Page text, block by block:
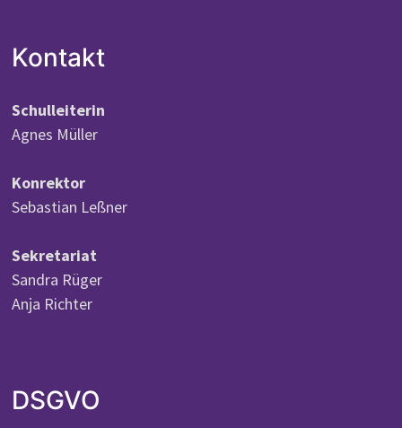
Kontakt
Schulleiterin
Agnes Müller
Konrektor
Sebastian Leßner
Sekretariat
Sandra Rüger
Anja Richter
DSGVO